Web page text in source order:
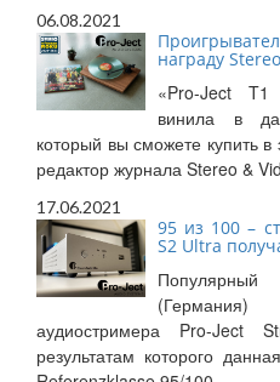
06.08.2021
награду
«Pro-Ject T1
винила в
который вы сможете купить
редактор журнала Stereo &
17.06.2021
95 из 100 –
S2 Ultra
аудиостримера Pro-
результатам которого